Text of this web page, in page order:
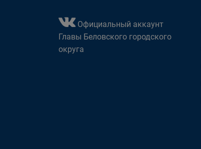
Официальный аккаунт
Главы Беловского городского
округа